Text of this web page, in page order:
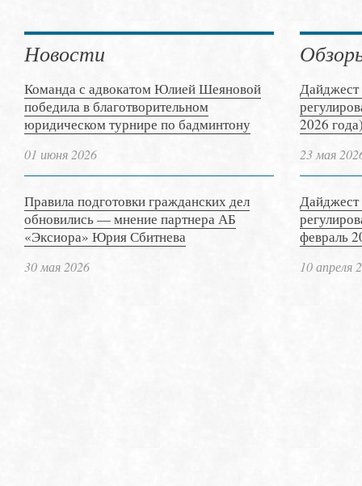
Новости
Команда с адвокатом Юлией Шеяновой
победила в благотворительном
юридическом турнире по бадминтону
01 июня 2026
Правила подготовки гражданских дел
обновились — мнение партнера АБ
«Эксиора» Юрия Сбитнева
30 мая 2026
Дайджест
2026
23 мая
Дайджест
февраль
10 апреля